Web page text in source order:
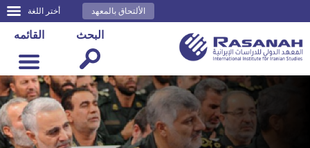
أختر اللغة الألتحاق بالمعهد
القائمه البحث